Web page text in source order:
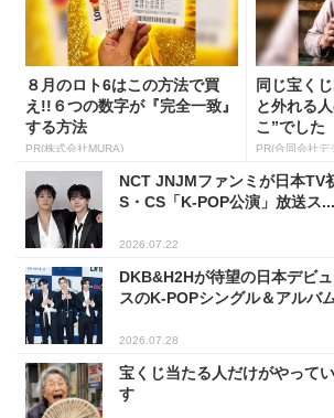
８月のロト6はこの方法で買
え!!６つの数字が『完全一致』
する方法
PR(株式会社MURA)
同じ宝く
と外れる
こ”でした
PR(合同会社デ
NCT JNJMファンミが日本TV
S・CS「K-POP公演」放送ス...
2026.07.22
DKB&H2Hが待望の日本デビ
スのK-POPシングル＆アルバ
2026.07.28
宝くじ当たる人だけがやって
す